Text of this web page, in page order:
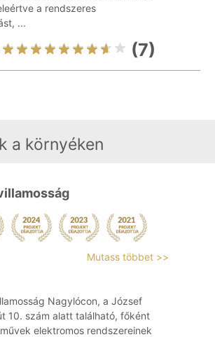
a rendszeres
...
(7)
a környéken
Mutass többet >>
Nagylócon, a József
10. szám alatt található, főként
elektromos rendszereinek